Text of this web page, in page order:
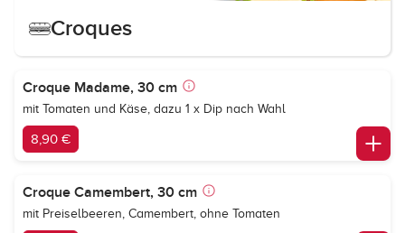
Croques
Croque Madame, 30 cm
mit Tomaten und Käse, dazu 1 x Dip nach Wahl
8,90 €
Croque Camembert, 30 cm
mit Preiselbeeren, Camembert, ohne Tomaten